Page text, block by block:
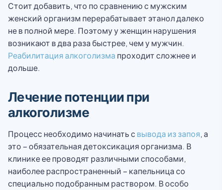
Стоит добавить, что по сравнению с мужским
женский организм перерабатывает этанол далеко
не в полной мере. Поэтому у женщин нарушения
возникают в два раза быстрее, чем у мужчин.
Реабилитация алкоголизма проходит сложнее и
дольше.
Лечение потенции при
алкоголизме
Процесс необходимо начинать с вывода из запоя, а
это – обязательная детоксикация организма. В
клинике ее проводят различными способами,
наиболее распространенный – капельница со
специально подобранным раствором. В особо